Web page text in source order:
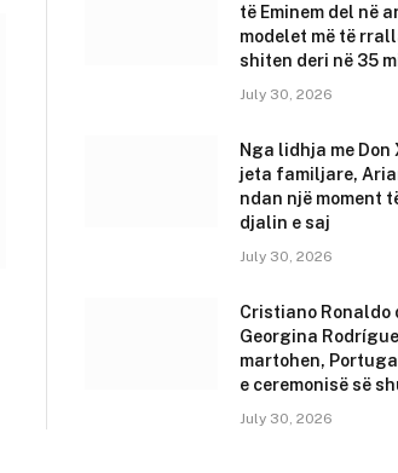
të Eminem del në
modelet më të
shiten deri në 35
July 30, 2026
Nga lidhja me Don
jeta familjare,
ndan një moment
djalin e saj
July 30, 2026
Cristiano Ronaldo
Georgina
martohen,
e ceremonisë së
July 30, 2026